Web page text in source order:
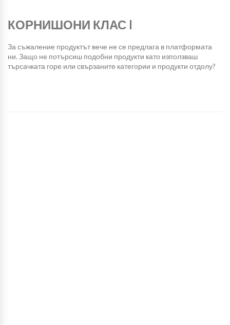
КОРНИШОНИ КЛАС I
За съжаление продуктът вече не се предлага в платформата
ни. Защо не потърсиш подобни продукти като използваш
търсачката горе или свързаните категории и продукти отдолу?